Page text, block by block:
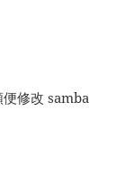
修改 samba